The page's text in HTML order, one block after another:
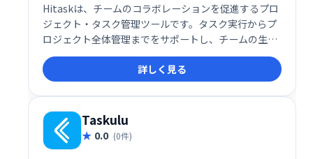
Hitaskは、チームのコラボレーションを促進するプロ
ジェクト・タスク管理ツールです。タスク実行からプ
ロジェクト全体管理までをサポートし、チームの生産
性向上に貢献します。シンプルで使いやすいインター
フェースで、スムーズな連携と効率的な業務遂行を実
現します。
詳しく見る
Taskulu
0.0 (0件)